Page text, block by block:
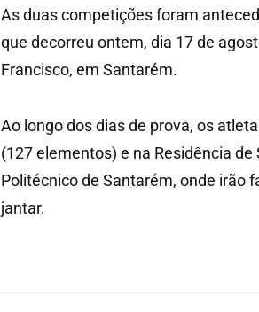
As duas competições foram
que decorreu ontem, dia 17 de
Francisco, em Santarém.
Ao longo dos dias de prova, os
(127 elementos) e na Residência
Politécnico de Santarém, onde irão
jantar.